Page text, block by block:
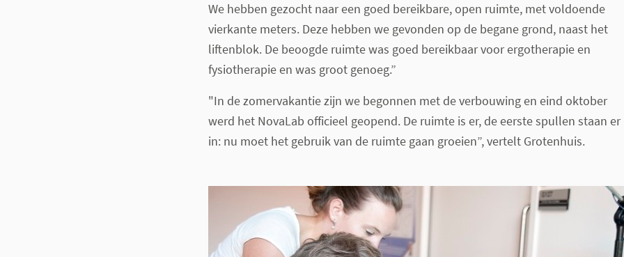
We hebben gezocht naar een goed bereikbare, open ruimte, met voldoende
vierkante meters. Deze hebben we gevonden op de begane grond, naast het
liftenblok. De beoogde ruimte was goed bereikbaar voor ergotherapie en
fysiotherapie en was groot genoeg.”
"In de zomervakantie zijn we begonnen met de verbouwing en eind oktober
werd het NovaLab officieel geopend. De ruimte is er, de eerste spullen staan er
in: nu moet het gebruik van de ruimte gaan groeien”, vertelt Grotenhuis.